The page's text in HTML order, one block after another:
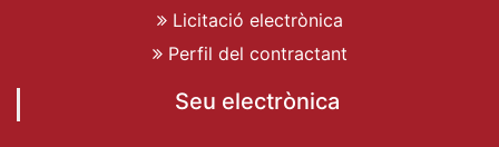
Licitació electrònica
Perfil del contractant
Seu electrònica